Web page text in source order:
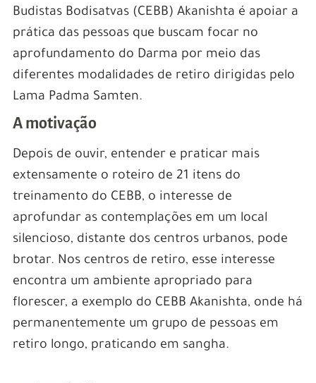
Budistas Bodisatvas (CEBB) Akanishta é apoiar a
prática das pessoas que buscam focar no
aprofundamento do Darma por meio das
diferentes modalidades de retiro dirigidas pelo
Lama Padma Samten.
A motivação
Depois de ouvir, entender e praticar mais
extensamente o roteiro de 21 itens do
treinamento do CEBB, o interesse de
aprofundar as contemplações em um local
silencioso, distante dos centros urbanos, pode
brotar. Nos centros de retiro, esse interesse
encontra um ambiente apropriado para
florescer, a exemplo do CEBB Akanishta, onde há
permanentemente um grupo de pessoas em
retiro longo, praticando em sangha.